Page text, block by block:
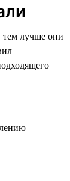
тем лучше они
—